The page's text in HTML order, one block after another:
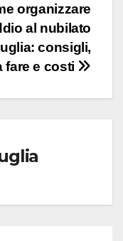
organizzare
al nubilato
consigli,
fare e costi